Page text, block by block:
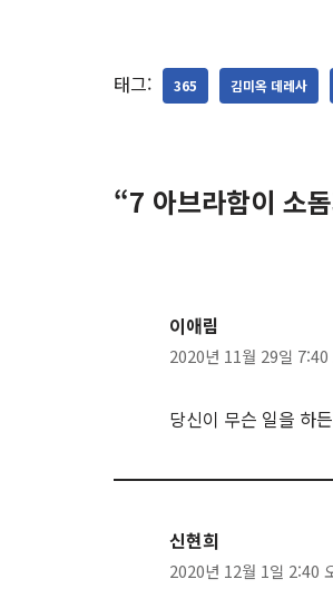
태그: 365 김미옥 데레사
“7 아브라함이 소
이애림
2020년 11월 29일 7:40
당신이 무슨 일을 하
신현희
2020년 12월 1일 2:40